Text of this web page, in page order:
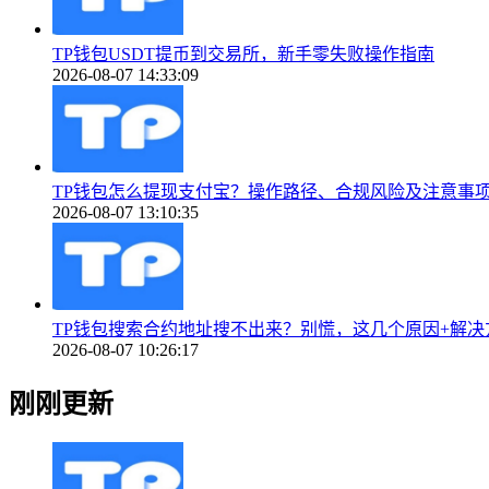
TP钱包USDT提币到交易所，新手零失败操作指南
2026-08-07 14:33:09
TP钱包怎么提现支付宝？操作路径、合规风险及注意事
2026-08-07 13:10:35
TP钱包搜索合约地址搜不出来？别慌，这几个原因+解
2026-08-07 10:26:17
刚刚更新